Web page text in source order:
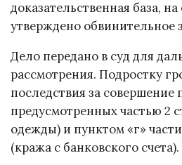
доказательственная база,
утверждено обвинительное
Дело передано в суд для
рассмотрения. Подростку
последствия за совершение
предусмотренных частью 2
одежды) и пунктом «г»
(кража с банковского счета).